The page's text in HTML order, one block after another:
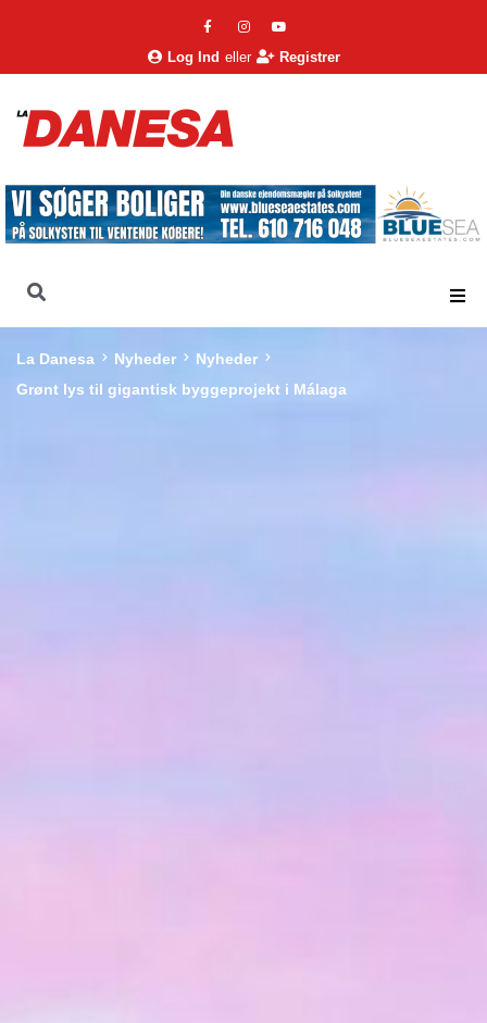
Log Ind eller Registrer
La Danesa Nyheder
Nyheder
Grønt lys til gigantisk byggeprojekt i Málaga